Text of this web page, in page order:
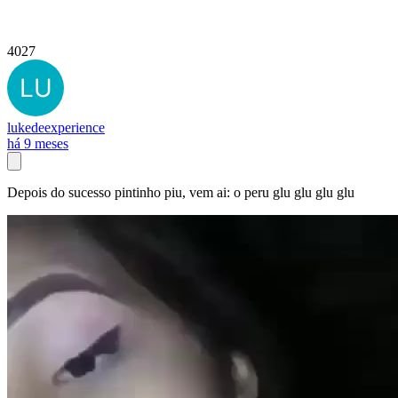
4027
lukedeexperience
há 9 meses
Depois do sucesso pintinho piu, vem ai: o peru glu glu glu glu